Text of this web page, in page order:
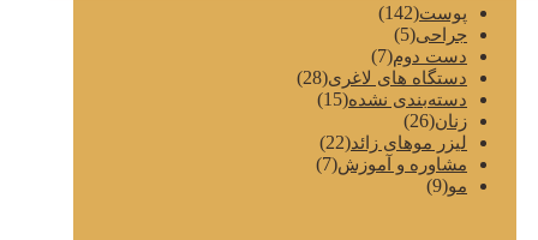
پوست(142)
جراحی(5)
دست دوم(7)
دستگاه های لاغری(28)
دسته‌بندی نشده(15)
زنان(26)
لیزر موهای زائد(22)
مشاوره و آموزش(7)
مو(9)